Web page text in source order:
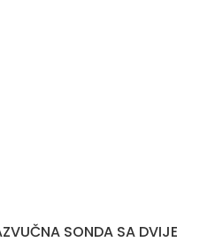
SONDA SA DVIJE